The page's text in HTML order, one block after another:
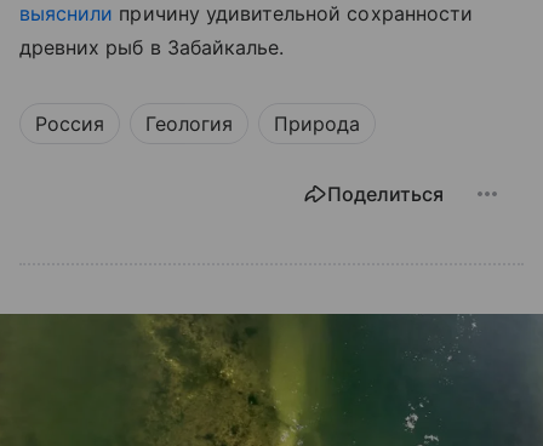
выяснили причину удивительной сохранности
древних рыб в Забайкалье.
Россия Геология Природа
Поделиться